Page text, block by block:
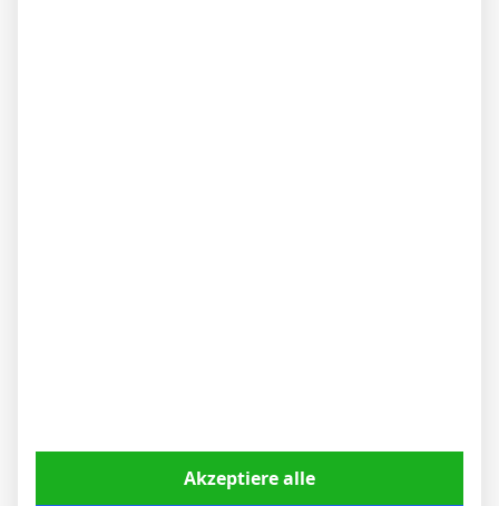
Dame Hertha unterschätzt, der hat schon
verloren ehe das Spiel überhaupt
Akzeptiere alle